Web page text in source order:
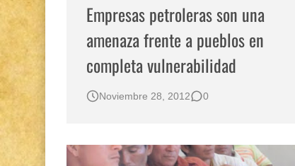
Empresas petroleras son una
amenaza frente a pueblos en
completa vulnerabilidad
Noviembre 28, 2012 0